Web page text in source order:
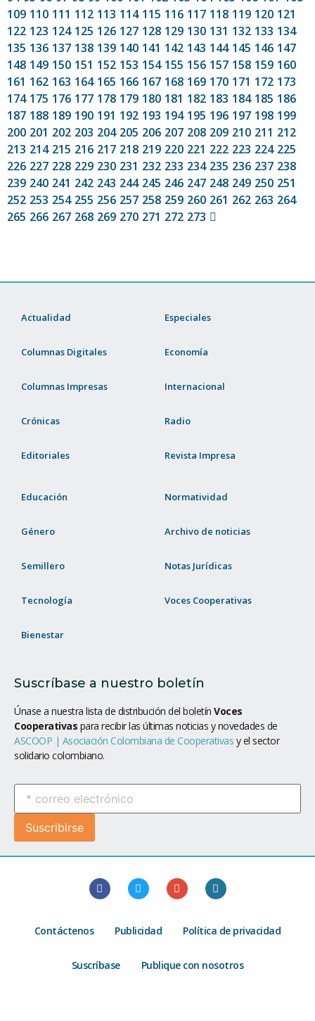
109 110 111 112 113 114 115 116 117 118 119 120 121
122 123 124 125 126 127 128 129 130 131 132 133 134
135 136 137 138 139 140 141 142 143 144 145 146 147
148 149 150 151 152 153 154 155 156 157 158 159 160
161 162 163 164 165 166 167 168 169 170 171 172 173
174 175 176 177 178 179 180 181 182 183 184 185 186
187 188 189 190 191 192 193 194 195 196 197 198 199
200 201 202 203 204 205 206 207 208 209 210 211 212
213 214 215 216 217 218 219 220 221 222 223 224 225
226 227 228 229 230 231 232 233 234 235 236 237 238
239 240 241 242 243 244 245 246 247 248 249 250 251
252 253 254 255 256 257 258 259 260 261 262 263 264
265 266 267 268 269 270 271 272 273
Actualidad
Columnas Digitales
Columnas Impresas
Crónicas
Editoriales
Especiales
Economía
Internacional
Radio
Revista Impresa
Educación
Género
Semillero
Tecnología
Bienestar
Normatividad
Archivo de noticias
Notas Jurídicas
Voces Cooperativas
Suscríbase a nuestro boletín
Únase a nuestra lista de distribución del boletín Voces
Cooperativas para recibir las últimas noticias y novedades de
ASCOOP | Asociación Colombiana de Cooperativas y el sector
solidario colombiano.
Contáctenos Publicidad Política de privacidad
Suscríbase Publique con nosotros